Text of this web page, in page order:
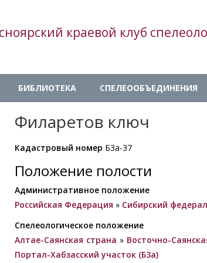
краевой клуб
БИБЛИОТЕКА СПЕЛЕООБЪЕДИНЕНИЯ
Филаретов ключ
Кадастровый номер Б3а-37
Положение полости
Административное положение
Российская Федерация » Сибирский
Спелеологическое положение
Алтае-Саянская страна » Восточно-
Портал-Хабзасский участок (Б3а)